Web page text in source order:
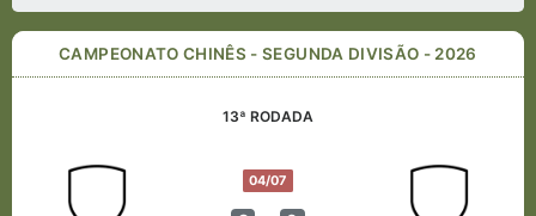
CAMPEONATO CHINÊS - SEGUNDA DIVISÃO - 2026
13ª RODADA
04/07